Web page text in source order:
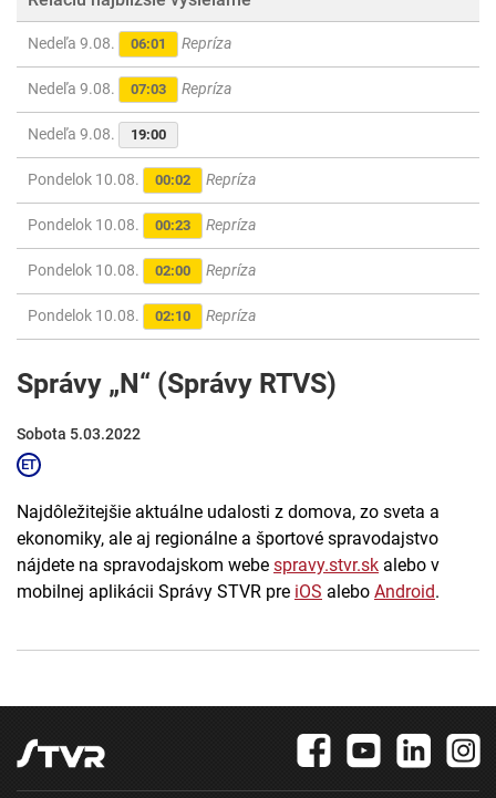
Nedeľa 9.08. 06:01 Repríza
Nedeľa 9.08. 07:03 Repríza
Nedeľa 9.08. 19:00
Pondelok 10.08. 00:02 Repríza
Pondelok 10.08. 00:23 Repríza
Pondelok 10.08. 02:00 Repríza
Pondelok 10.08. 02:10 Repríza
Správy „N“ (Správy RTVS)
Sobota 5.03.2022
Najdôležitejšie aktuálne udalosti z domova, zo sveta a
ekonomiky, ale aj regionálne a športové spravodajstvo
nájdete na spravodajskom webe spravy.stvr.sk alebo v
mobilnej aplikácii Správy STVR pre iOS alebo Android.